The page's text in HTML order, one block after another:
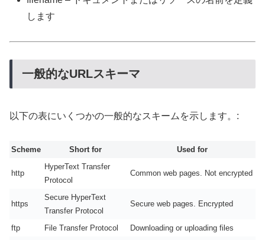
します
一般的なURLスキーマ
以下の表にいくつかの一般的なスキームを示します。:
Scheme Short for Used for
http
HyperText Transfer
Protocol
Common web pages. Not encrypted
https
Secure HyperText
Transfer Protocol
Secure web pages. Encrypted
ftp File Transfer Protocol
Downloading or uploading files